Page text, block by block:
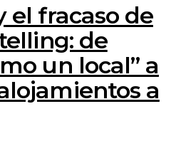
el fracaso de
de
un local” a
a